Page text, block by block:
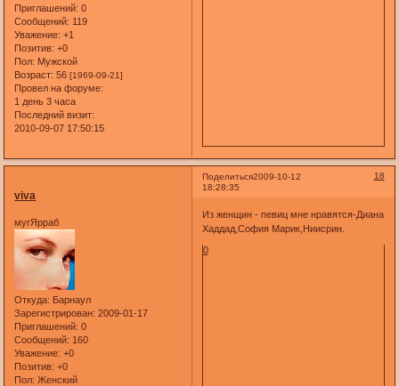
Приглашений: 0
Сообщений: 119
Уважение: +1
Позитив: +0
Пол: Мужской
Возраст: 56[1969-09-21]
Провел на форуме:
1 день 3 часа
Последний визит:
2010-09-07 17:50:15
Поделиться 18
2009-10-12
18:28:35
viva
мугЯрраб
Откуда: Барнаул
Зарегистрирован: 2009-01-17
Приглашений: 0
Сообщений: 160
Уважение: +0
Позитив: +0
Пол: Женский
Из женщин - певиц мне нравятся-Диана
Хаддад,София Марик,Ниисрин.
0